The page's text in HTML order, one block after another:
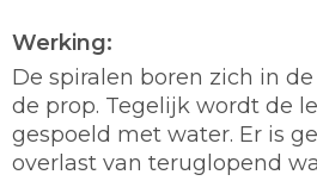
Werking:
De spiralen boren zich in
de prop. Tegelijk wordt de
gespoeld met water. Er is
overlast van teruglopend